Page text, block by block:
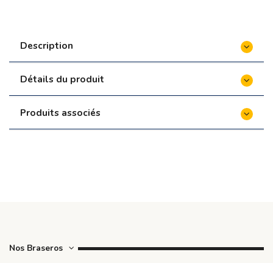
Description
Détails du produit
Produits associés
Nos Braseros